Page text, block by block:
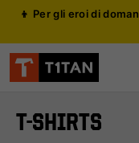
👦 Per gli eroi di
T-SHIRTS